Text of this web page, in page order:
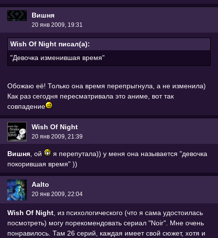
Вишня
20 янв 2009, 19:31
Wish Of Night писал(а):
"Девочка изменившая время"
Обожаю её! Только она время перепрыгнула, а не изменила)
Как раз сегодня пересматривала это аниме, вот так
совпадение
Wish Of Night
20 янв 2009, 21:39
Вишня , ой
я перепутала)) у меня она называется "девочка
покорившая время" ))
Aalto
20 янв 2009, 22:04
Wish Of Night, из психологического (что я сама удостоилась
посмотреть) могу порекомендовать сериал "Noir". Мне очень
понравилось. Там 26 серий, каждая имеет свой сюжет, хотя и